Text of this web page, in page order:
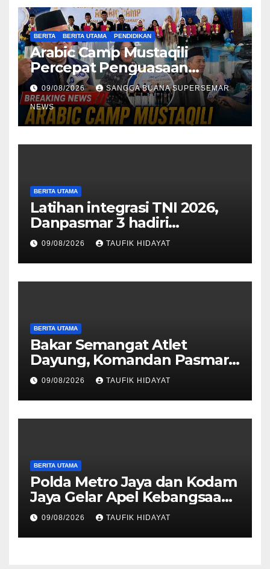
BERITA BERITA UTAMA PENDIDIKAN
Arabic Camp Mustaqili
Percepat Penguasaan
Bahasa Arab di SMA
09/08/2026 SANGGA BUANA SUPERSEMAR
NEWS
BERITA UTAMA
Latihan integrasi TNI 2026,
Danpasmar 3 hadiri
rangkaian Kehormatan Korps
Marinir di Dabo Singkep
09/08/2026 TAUFIK HIDAYAT
BERITA UTAMA
Bakar Semangat Atlet
Dayung, Komandan Pasmar
3 Berikan Motivasi dan
Apresiasi
09/08/2026 TAUFIK HIDAYAT
BERITA UTAMA
Polda Metro Jaya dan Kodam
Jaya Gelar Apel Kebangsaan
“Jaga Jakarta untuk
Indonesia
09/08/2026 TAUFIK HIDAYAT